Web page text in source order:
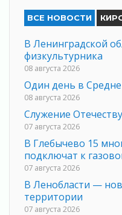
ВСЕ НОВОСТИ
В Ленинградской
физкультурника
08 августа 2026
Один день в
08 августа 2026
Служение
07 августа 2026
В Глебычево 15
подключат к
07 августа 2026
В Ленобласти —
территории
07 августа 2026